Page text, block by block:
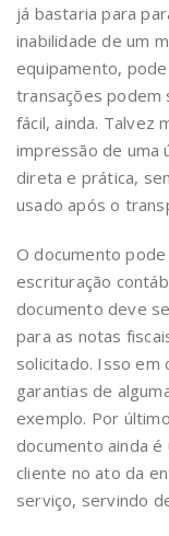
já bastaria para
inabilidade de um
equipamento,
transações podem
fácil, ainda. Talvez
impressão de uma
direta e prática,
usado após o
O documento
escrituração
documento deve
para as notas
solicitado. Isso em
garantias de
exemplo. Por
documento ainda
cliente no ato da
serviço, servindo